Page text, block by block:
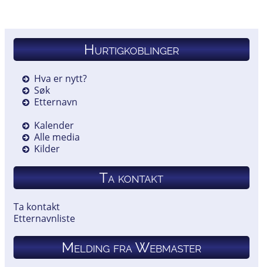
Hurtigkoblinger
Hva er nytt?
Søk
Etternavn
Kalender
Alle media
Kilder
Ta kontakt
Ta kontakt
Etternavnliste
Melding fra Webmaster